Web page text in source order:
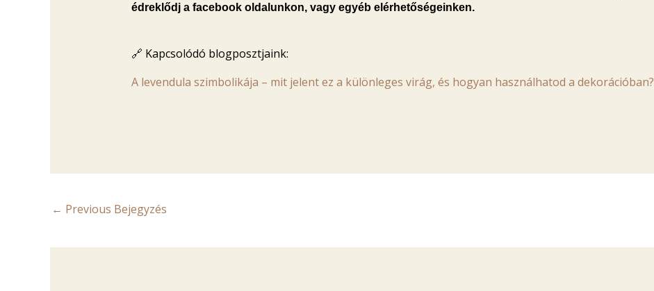
édreklődj a facebook oldalunkon, vagy egyéb elérhetőségeinken.
🔗 Kapcsolódó blogposztjaink:
A levendula szimbolikája – mit jelent ez a különleges virág, és hogyan használhatod a dekorációban?
← Previous Bejegyzés